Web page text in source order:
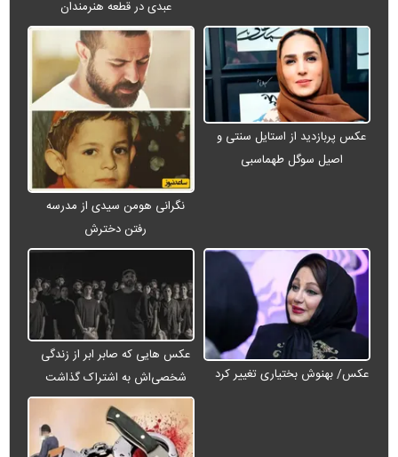
عبدی در قطعه هنرمندان
عکس پربازدید از استایل سنتی و
اصیل سوگل طهماسبی
نگرانی هومن سیدی از مدرسه
رفتن دخترش
عکس/ بهنوش بختیاری تغییر کرد
عکس هایی که صابر ابر از زندگی
شخصی‌اش به اشتراک گذاشت